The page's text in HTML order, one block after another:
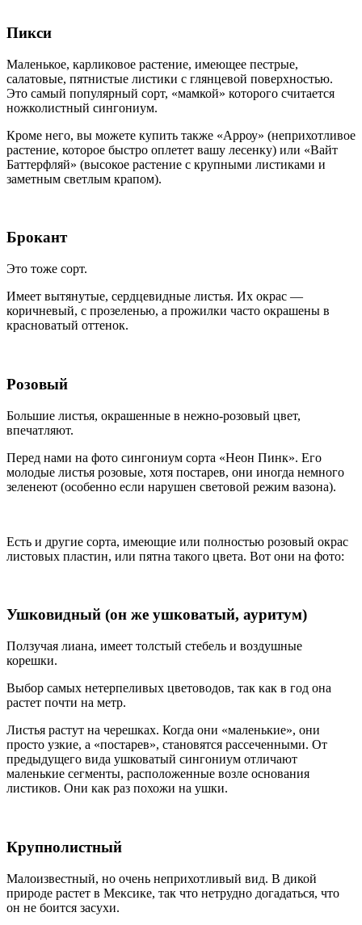
Пикси
Маленькое, карликовое растение, имеющее пестрые,
салатовые, пятнистые листики с глянцевой поверхностью.
Это самый популярный сорт, «мамкой» которого считается
ножколистный сингониум.
Кроме него, вы можете купить также «Арроу» (неприхотливое
растение, которое быстро оплетет вашу лесенку) или «Вайт
Баттерфляй» (высокое растение с крупными листиками и
заметным светлым крапом).
Брокант
Это тоже сорт.
Имеет вытянутые, сердцевидные листья. Их окрас —
коричневый, с прозеленью, а прожилки часто окрашены в
красноватый оттенок.
Розовый
Большие листья, окрашенные в нежно-розовый цвет,
впечатляют.
Перед нами на фото сингониум сорта «Неон Пинк». Его
молодые листья розовые, хотя постарев, они иногда немного
зеленеют (особенно если нарушен световой режим вазона).
Есть и другие сорта, имеющие или полностью розовый окрас
листовых пластин, или пятна такого цвета. Вот они на фото:
Ушковидный (он же ушковатый, ауритум)
Ползучая лиана, имеет толстый стебель и воздушные
корешки.
Выбор самых нетерпеливых цветоводов, так как в год она
растет почти на метр.
Листья растут на черешках. Когда они «маленькие», они
просто узкие, а «постарев», становятся рассеченными. От
предыдущего вида ушковатый сингониум отличают
маленькие сегменты, расположенные возле основания
листиков. Они как раз похожи на ушки.
Крупнолистный
Малоизвестный, но очень неприхотливый вид. В дикой
природе растет в Мексике, так что нетрудно догадаться, что
он не боится засухи.